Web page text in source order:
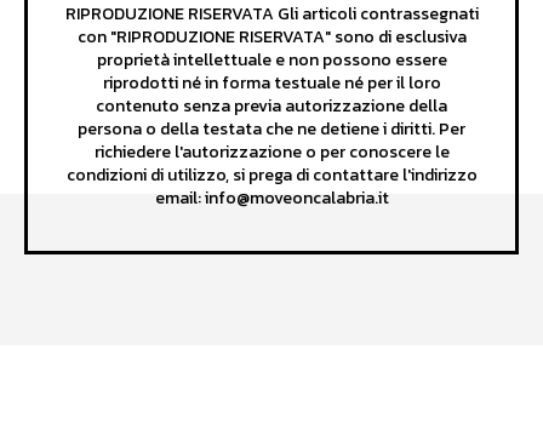
RIPRODUZIONE RISERVATA Gli articoli contrassegnati
con "RIPRODUZIONE RISERVATA" sono di esclusiva
proprietà intellettuale e non possono essere
riprodotti né in forma testuale né per il loro
contenuto senza previa autorizzazione della
persona o della testata che ne detiene i diritti. Per
richiedere l'autorizzazione o per conoscere le
condizioni di utilizzo, si prega di contattare l'indirizzo
email: info@moveoncalabria.it